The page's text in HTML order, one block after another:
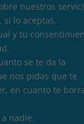
nuestros
lo aceptas.
y tu
se te da la
nos pidas que te
en cuanto te
nadie.